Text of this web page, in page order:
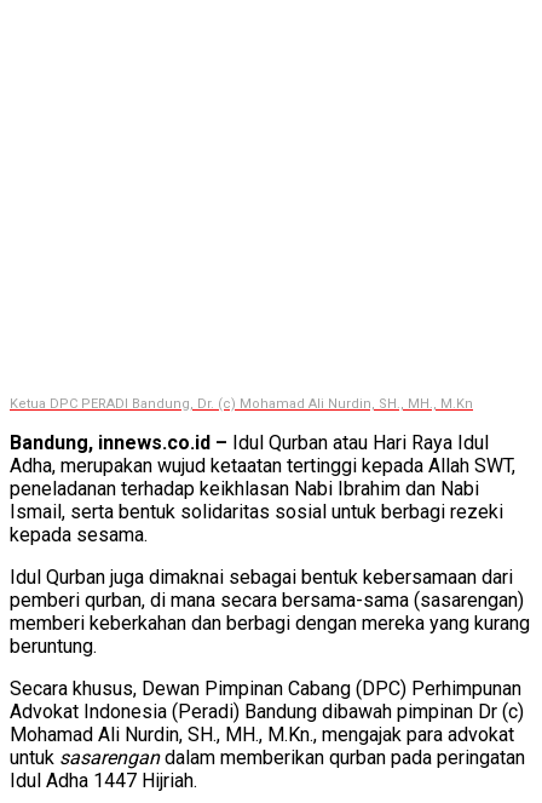
Ketua DPC PERADI Bandung, Dr. (c) Mohamad Ali Nurdin, SH., MH., M.Kn
Bandung, innews.co.id – Idul Qurban atau Hari Raya Idul
Adha, merupakan wujud ketaatan tertinggi kepada Allah SWT,
peneladanan terhadap keikhlasan Nabi Ibrahim dan Nabi
Ismail, serta bentuk solidaritas sosial untuk berbagi rezeki
kepada sesama.
Idul Qurban juga dimaknai sebagai bentuk kebersamaan dari
pemberi qurban, di mana secara bersama-sama (sasarengan)
memberi keberkahan dan berbagi dengan mereka yang kurang
beruntung.
Secara khusus, Dewan Pimpinan Cabang (DPC) Perhimpunan
Advokat Indonesia (Peradi) Bandung dibawah pimpinan Dr (c)
Mohamad Ali Nurdin, SH., MH., M.Kn., mengajak para advokat
untuk sasarengandalam memberikan qurban pada peringatan
Idul Adha 1447 Hijriah.